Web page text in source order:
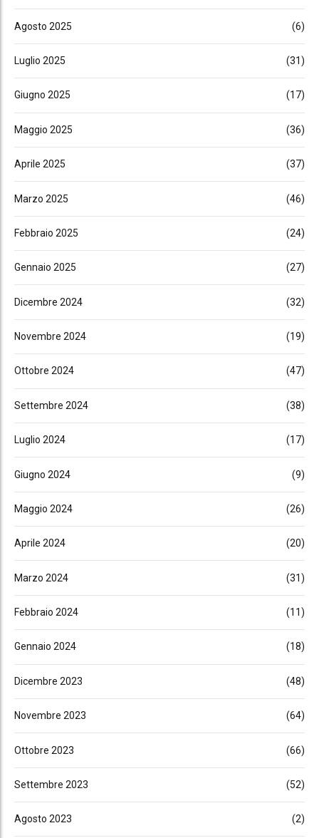
Agosto 2025 (6)
Luglio 2025 (31)
Giugno 2025 (17)
Maggio 2025 (36)
Aprile 2025 (37)
Marzo 2025 (46)
Febbraio 2025 (24)
Gennaio 2025 (27)
Dicembre 2024 (32)
Novembre 2024 (19)
Ottobre 2024 (47)
Settembre 2024 (38)
Luglio 2024 (17)
Giugno 2024 (9)
Maggio 2024 (26)
Aprile 2024 (20)
Marzo 2024 (31)
Febbraio 2024 (11)
Gennaio 2024 (18)
Dicembre 2023 (48)
Novembre 2023 (64)
Ottobre 2023 (66)
Settembre 2023 (52)
Agosto 2023 (2)